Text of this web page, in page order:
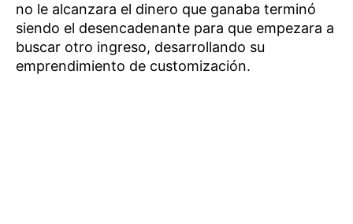
no le alcanzara el dinero que ganaba terminó
siendo el desencadenante para que empezara a
buscar otro ingreso, desarrollando su
emprendimiento de customización.